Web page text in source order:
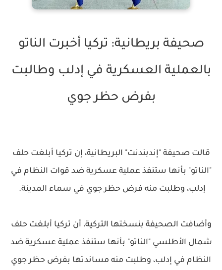
صحيفة بريطانية: تركيا أخبرت الناتو
بالعملية العسكرية في إدلب وطالبت
بفرض حظر جوي
قالت صحيفة "إندبندنت" البريطانية، إن تركيا أبلغت حلف
"الناتو" بأنها ستنفذ عملية عسكرية ضد قوات النظام في
إدلب، وطلبت منه فرض حظر جوي في سماء المدينة.
وأضافت الصحيفة بنسختها التركية، أن تركيا أبلغت حلف
شمال الأطلسي "الناتو" بأنها ستنفذ عملية عسكرية ضد
النظام في إدلب، وطلبت منه مساندتها بفرض حظر جوي